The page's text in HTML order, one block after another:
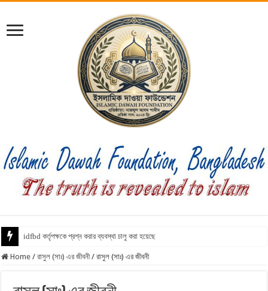
idfbd কর্তৃপক্ষকে প্রশ্ন করার ব্যবস্থা চালু করা হয়েছে
Home / রাসুল (সাঃ) এর জীবনী / রাসুল (সাঃ) এর জীবনী